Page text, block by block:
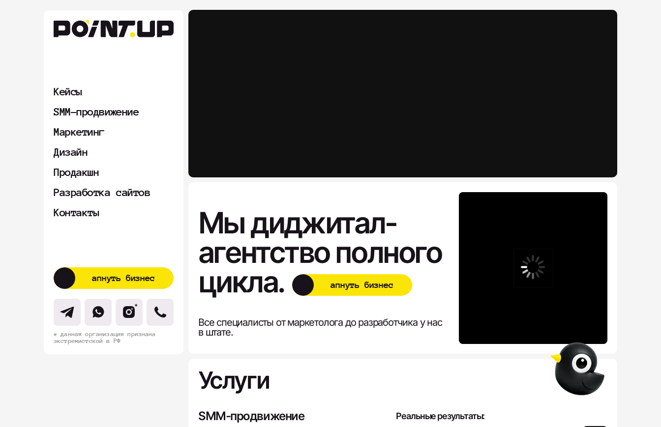
апнуть бизнес
Кейсы
SMM-продвижение
Маркетинг
Дизайн
Продакшн
Разработка сайтов
Контакты
* данная организация признана
экстремистской в РФ
Все специалисты от маркетолога до разработчика у нас
в штате.
Мы диджитал-
агентство полного
цикла.
апнуть бизнес
Реальные результаты:
SMM-продвижение
Услуги